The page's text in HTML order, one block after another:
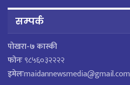
सम्पर्क
पाेखरा-७ कास्की
फोनः९८५६०३२२२२
इमेलःmaidannewsmedia@gmail.com